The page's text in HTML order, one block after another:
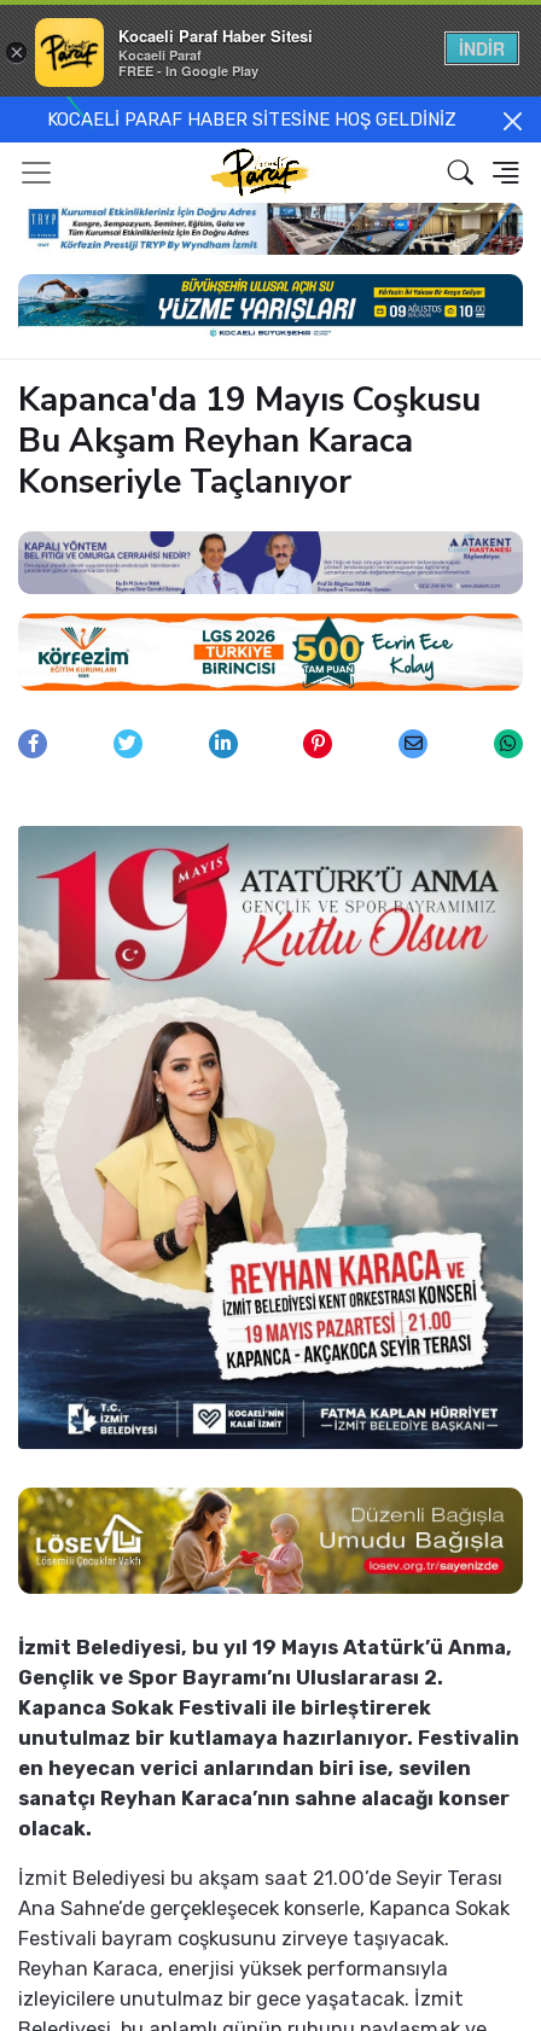
KOCAELİ PARAF HABER SİTESİNE HOŞ GELDİNİZ
Kapanca'da 19 Mayıs Coşkusu
Bu Akşam Reyhan Karaca
Konseriyle Taçlanıyor
İzmit Belediyesi, bu yıl 19 Mayıs Atatürk’ü Anma,
Gençlik ve Spor Bayramı’nı Uluslararası 2.
Kapanca Sokak Festivali ile birleştirerek
unutulmaz bir kutlamaya hazırlanıyor. Festivalin
en heyecan verici anlarından biri ise, sevilen
sanatçı Reyhan Karaca’nın sahne alacağı konser
olacak.
İzmit Belediyesi bu akşam saat 21.00’de Seyir Terası
Ana Sahne’de gerçekleşecek konserle, Kapanca Sokak
Festivali bayram coşkusunu zirveye taşıyacak.
Reyhan Karaca, enerjisi yüksek performansıyla
izleyicilere unutulmaz bir gece yaşatacak. İzmit
×
Kocaeli Paraf Haber Sitesi
Kocaeli Paraf
FREE - In Google Play
İNDİR